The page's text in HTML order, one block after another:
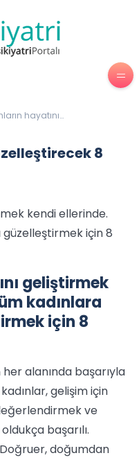
hayatını
8
kendi ellerinde.
güzelleştirmek için 8
geliştirmek
kadınlara
için 8
her alanında başarıyla
gelişim için
ve
başarılı.
doğumdan